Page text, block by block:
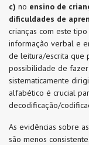
c) no ensino de
dificuldades de
crianças com este
informação verbal e
de leitura/escrita que
possibilidade de
sistematicamente
alfabético é crucial
decodificação/
As evidências sobre
são menos